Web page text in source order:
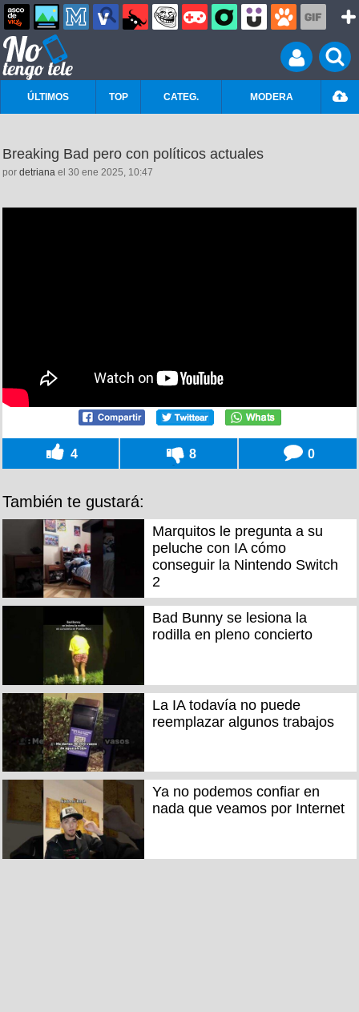
ÚLTIMOS TOP CATEG. MODERA
Breaking Bad pero con políticos actuales
por detriana el 30 ene 2025, 10:47
4 8 0
También te gustará:
Marquitos le pregunta a su
peluche con IA cómo
conseguir la Nintendo Switch
2
Bad Bunny se lesiona la
rodilla en pleno concierto
La IA todavía no puede
reemplazar algunos trabajos
Ya no podemos confiar en
nada que veamos por Internet